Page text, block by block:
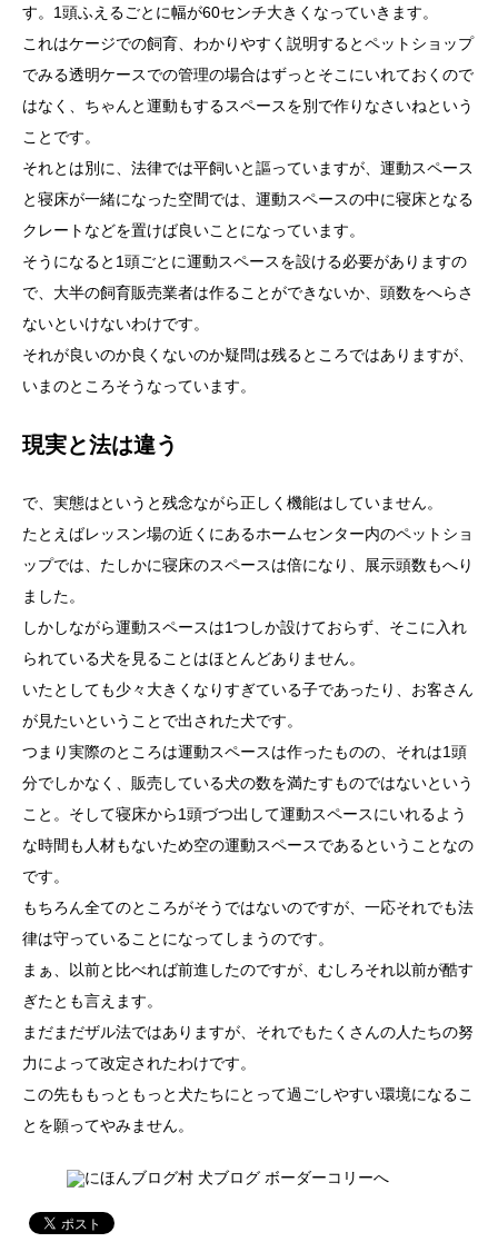
す。1頭ふえるごとに幅が60センチ大きくなっていきます。
これはケージでの飼育、わかりやすく説明するとペットショップ
でみる透明ケースでの管理の場合はずっとそこにいれておくので
はなく、ちゃんと運動もするスペースを別で作りなさいねという
ことです。
それとは別に、法律では平飼いと謳っていますが、運動スペース
と寝床が一緒になった空間では、運動スペースの中に寝床となる
クレートなどを置けば良いことになっています。
そうになると1頭ごとに運動スペースを設ける必要がありますの
で、大半の飼育販売業者は作ることができないか、頭数をへらさ
ないといけないわけです。
それが良いのか良くないのか疑問は残るところではありますが、
いまのところそうなっています。
現実と法は違う
で、実態はというと残念ながら正しく機能はしていません。
たとえばレッスン場の近くにあるホームセンター内のペットショ
ップでは、たしかに寝床のスペースは倍になり、展示頭数もへり
ました。
しかしながら運動スペースは1つしか設けておらず、そこに入れ
られている犬を見ることはほとんどありません。
いたとしても少々大きくなりすぎている子であったり、お客さん
が見たいということで出された犬です。
つまり実際のところは運動スペースは作ったものの、それは1頭
分でしかなく、販売している犬の数を満たすものではないという
こと。そして寝床から1頭づつ出して運動スペースにいれるよう
な時間も人材もないため空の運動スペースであるということなの
です。
もちろん全てのところがそうではないのですが、一応それでも法
律は守っていることになってしまうのです。
まぁ、以前と比べれば前進したのですが、むしろそれ以前が酷す
ぎたとも言えます。
まだまだザル法ではありますが、それでもたくさんの人たちの努
力によって改定されたわけです。
この先ももっともっと犬たちにとって過ごしやすい環境になるこ
とを願ってやみません。